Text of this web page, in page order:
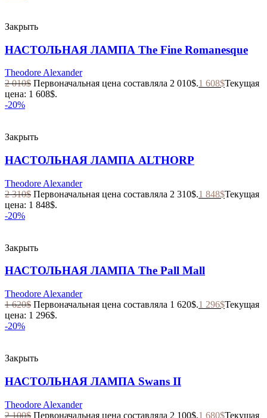
Закрыть
НАСТОЛЬНАЯ ЛАМПА The Fine Romanesque
Theodore Alexander
2 010$ Первоначальная цена составляла 2 010$.1 608$Текущая
цена: 1 608$.
-20%
Закрыть
НАСТОЛЬНАЯ ЛАМПА ALTHORP
Theodore Alexander
2 310$ Первоначальная цена составляла 2 310$.1 848$Текущая
цена: 1 848$.
-20%
Закрыть
НАСТОЛЬНАЯ ЛАМПА The Pall Mall
Theodore Alexander
1 620$ Первоначальная цена составляла 1 620$.1 296$Текущая
цена: 1 296$.
-20%
Закрыть
НАСТОЛЬНАЯ ЛАМПА Swans II
Theodore Alexander
2 100$ Первоначальная цена составляла 2 100$.1 680$Текущая